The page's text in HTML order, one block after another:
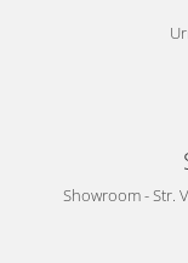
Showroom - Str.